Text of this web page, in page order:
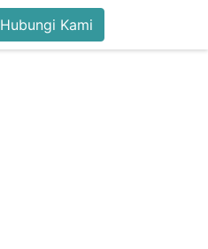
Hubungi Kami